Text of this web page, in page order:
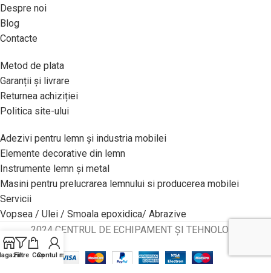
Despre noi
Blog
Contacte
Metod de plata
Garanții și livrare
Returnea achiziției
Politica site-ului
Adezivi pentru lemn și industria mobilei
Elemente decorative din lemn
Instrumente lemn și metal
Masini pentru prelucrarea lemnului si producerea mobilei
Servicii
Vopsea / Ulei / Smoala epoxidica/ Abrazive
2024 CENTRUL DE ECHIPAMENT ȘI TEHNOLOGII
Filtre Coș
Contul meu